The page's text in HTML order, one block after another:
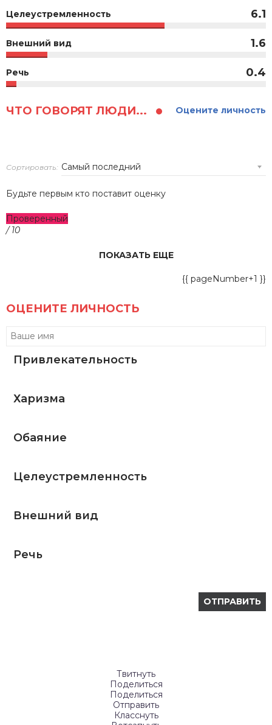
Целеустремленность 6.1
Внешний вид 1.6
Речь 0.4
ЧТО ГОВОРЯТ ЛЮДИ... Оцените личность
Сортировать:
Будьте первым кто поставит оценку
Проверенный
/ 10
ПОКАЗАТЬ ЕЩЕ
{{ pageNumber+1 }}
ОЦЕНИТЕ ЛИЧНОСТЬ
Привлекательность
Харизма
Обаяние
Целеустремленность
Внешний вид
Речь
Твитнуть
Поделиться
Поделиться
Отправить
Класснуть